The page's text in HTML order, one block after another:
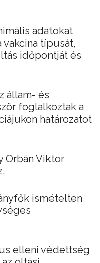
adatokat
típusát,
időpontját és
állam- és
foglalkoztak a
határozatot
Orbán Viktor
ismételten
elleni védettség